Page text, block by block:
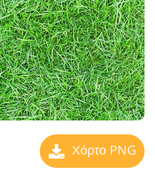
Χόρτο PNG